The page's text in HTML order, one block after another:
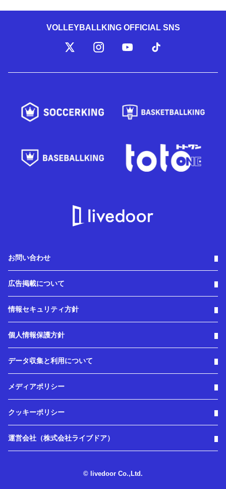
VOLLEYBALLKING OFFICIAL SNS
お問い合わせ
広告掲載について
情報セキュリティ方針
個人情報保護方針
データ収集と利用について
メディアポリシー
クッキーポリシー
運営会社（株式会社ライブドア）
© livedoor Co.,Ltd.